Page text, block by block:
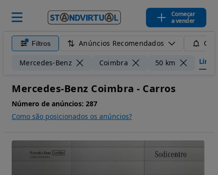
Começar
a vender
Filtros Anúncios Recomendados
Mercedes-Benz Coimbra 50 km
Mercedes-Benz Coimbra - Carros
Número de anúncios: 287
Como são posicionados os anúncios?